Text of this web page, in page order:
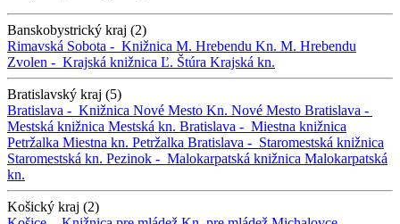
Banskobystrický kraj (2)
Rimavská Sobota - Knižnica M. Hrebendu Kn. M. Hrebendu
Zvolen - Krajská knižnica Ľ. Štúra Krajská kn.
Bratislavský kraj (5)
Bratislava - Knižnica Nové Mesto Kn. Nové Mesto Bratislava -
Mestská knižnica Mestská kn. Bratislava - Miestna knižnica
Petržalka Miestna kn. Petržalka Bratislava - Staromestská knižnica
Staromestská kn. Pezinok - Malokarpatská knižnica Malokarpatská
kn.
Košický kraj (2)